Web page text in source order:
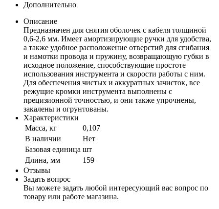
Дополнительно
Описание
Предназначен для снятия оболочек с кабеля толщиной
0,6-2,6 мм. Имеет амортизирующие ручки для удобства,
а также удобное расположение отверстий для сгибания
и намотки провода и пружину, возвращающую губки в
исходное положение, способствующие простоте
использования инструмента и скорости работы с ним.
Для обеспечения чистых и аккуратных зачисток, все
режущие кромки инструмента выполнены с
прецизионной точностью, и они также упрочнены,
закалены и огрунтованы.
Характеристики
Масса, кг
0,107
В наличии
Нет
Базовая единица шт
Длина, мм
159
Отзывы
Задать вопрос
Вы можете задать любой интересующий вас вопрос по
товару или работе магазина.